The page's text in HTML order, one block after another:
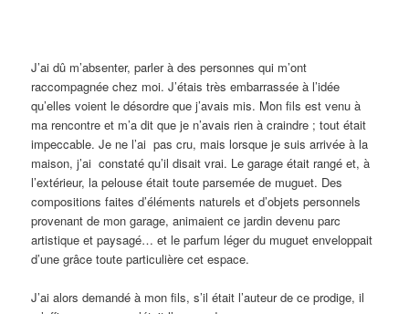
J’ai dû m’absenter, parler à des personnes qui m’ont
raccompagnée chez moi. J’étais très embarrassée à l’idée
qu’elles voient le désordre que j’avais mis. Mon fils est venu à
ma rencontre et m’a dit que je n’avais rien à craindre ; tout était
impeccable. Je ne l’ai pas cru, mais lorsque je suis arrivée à la
maison, j’ai constaté qu’il disait vrai. Le garage était rangé et, à
l’extérieur, la pelouse était toute parsemée de muguet. Des
compositions faites d’éléments naturels et d’objets personnels
provenant de mon garage, animaient ce jardin devenu parc
artistique et paysagé… et le parfum léger du muguet enveloppait
d’une grâce toute particulière cet espace.
J’ai alors demandé à mon fils, s’il était l’auteur de ce prodige, il